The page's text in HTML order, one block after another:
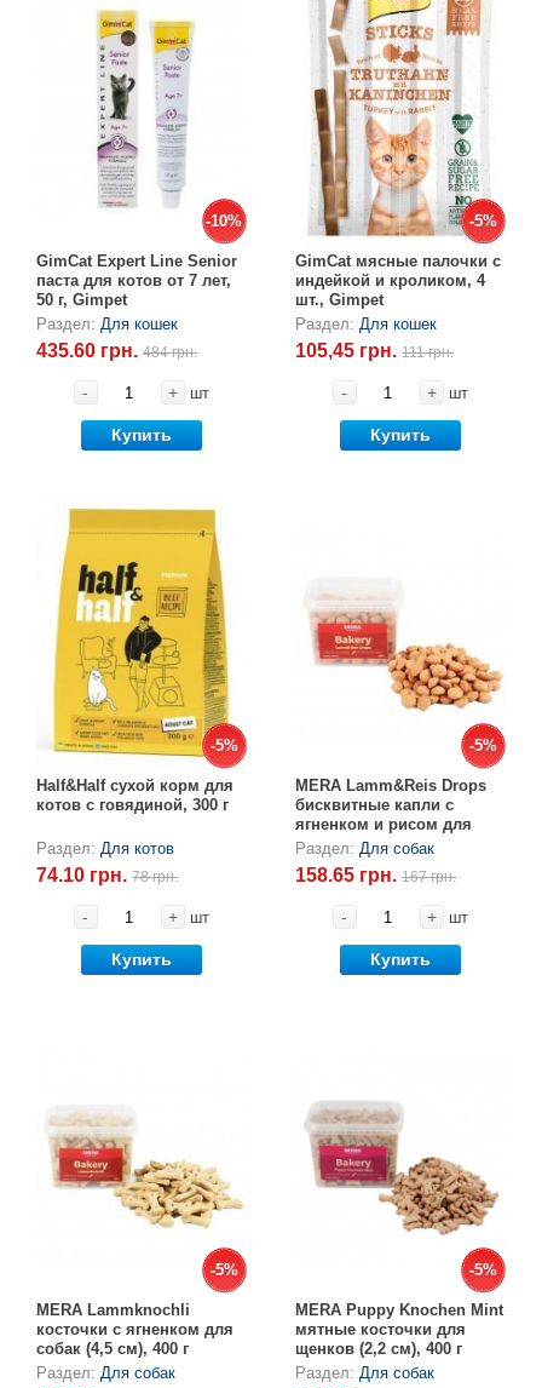
-10%
-10%
GimCat Expert Line Senior
паста для котов от 7 лет,
50 г, Gimpet
Раздел: Для кошек
435.60 грн.484 грн.
- + шт
Купить
-5%
-5%
GimCat мясные палочки с
индейкой и кроликом, 4
шт., Gimpet
Раздел: Для кошек
105,45 грн.111 грн.
- + шт
Купить
-5%
-5%
Half&Half сухой корм для
котов с говядиной, 300 г
Раздел: Для котов
74.10 грн.78 грн.
- + шт
Купить
-5%
-5%
MERA Lamm&Reis Drops
бисквитные капли с
ягненком и рисом для
собак (1,8 см), 400 г
Раздел: Для собак
158.65 грн.167 грн.
- + шт
Купить
-5%
-5%
MERA Lammknоchli
косточки с ягненком для
собак (4,5 см), 400 г
Раздел:Для собак
-5%
-5%
MERA Puppy Knochen Mint
мятные косточки для
щенков (2,2 см), 400 г
Раздел:Для собак